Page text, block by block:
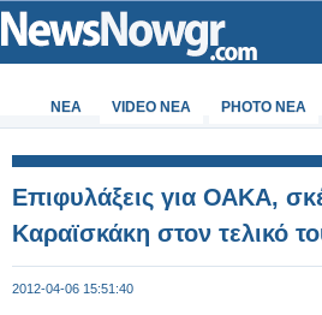
ΝΕΑ VIDEO NEA PHOTO NEA
Επιφυλάξεις για ΟΑΚΑ,
Καραϊσκάκη στον τελικό
2012-04-06 15:51:40